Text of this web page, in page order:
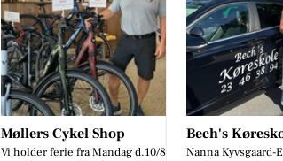
Bech's Køreskole
Nanna Kyvsgaard-Elsberg Har best
Ro & velvære
Mor jeg ved jo ikke